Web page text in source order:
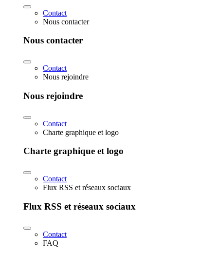
Contact
Nous contacter
Nous contacter
Contact
Nous rejoindre
Nous rejoindre
Contact
Charte graphique et logo
Charte graphique et logo
Contact
Flux RSS et réseaux sociaux
Flux RSS et réseaux sociaux
Contact
FAQ